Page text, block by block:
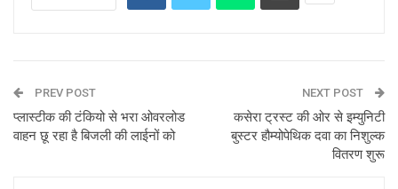
PREV POST
प्लास्टीक की टंकियो से भरा ओवरलोड
वाहन छू रहा है बिजली की लाईनों को
NEXT POST
कसेरा ट्रस्ट की ओर से इम्युनिटी
बुस्टर हौम्योपेथिक दवा का निशुल्क
वितरण शुरू